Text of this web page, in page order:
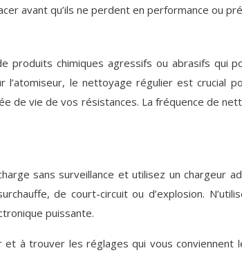
avant qu’ils ne perdent en performance ou
chimiques agressifs ou abrasifs qui
le nettoyage régulier est crucial
vie de vos résistances. La fréquence de
sans surveillance et utilisez un chargeur
de court-circuit ou d’explosion.
puissante.
à trouver les réglages qui vous conviennent